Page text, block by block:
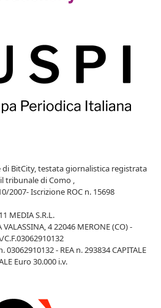
BitCity, testata giornalistica registrata
tribunale di Como ,
2007- Iscrizione ROC n. 15698
MEDIA S.R.L.
4 22046 MERONE (CO) -
C.F.03062910132
- REA n. 293834 CAPITALE
Euro 30.000 i.v.